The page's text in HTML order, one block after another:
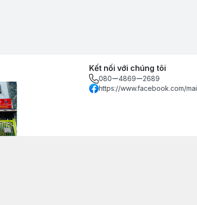
Kết nối với chúng tôi
080ー4869ー2689
https://www.facebook.com/